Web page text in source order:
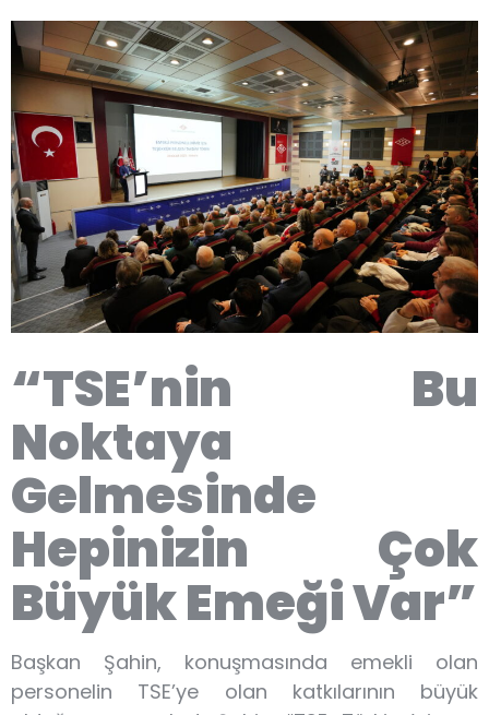
“TSE’nin Bu
Noktaya
Gelmesinde
Hepinizin Çok
Büyük Emeği Var”
Başkan Şahin, konuşmasında emekli olan
personelin TSE’ye olan katkılarının büyük